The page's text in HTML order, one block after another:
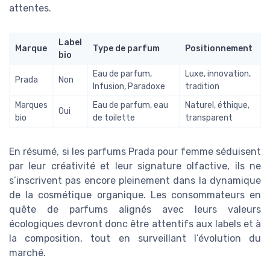
attentes.
Marque
Label
bio
Type de parfum Positionnement
Prada Non
Eau de parfum,
Infusion, Paradoxe
Luxe, innovation,
tradition
Marques
bio
Oui
Eau de parfum, eau
de toilette
Naturel, éthique,
transparent
En résumé, si les parfums Prada pour femme séduisent
par leur créativité et leur signature olfactive, ils ne
s’inscrivent pas encore pleinement dans la dynamique
de la cosmétique organique. Les consommateurs en
quête de parfums alignés avec leurs valeurs
écologiques devront donc être attentifs aux labels et à
la composition, tout en surveillant l’évolution du
marché.